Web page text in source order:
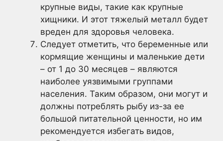
крупные виды, такие как крупные
хищники. И этот тяжелый металл будет
вреден для здоровья человека.
Следует отметить, что беременные или
кормящие женщины и маленькие дети
– от 1 до 30 месяцев – являются
наиболее уязвимыми группами
населения. Таким образом, они могут и
должны потреблять рыбу из-за ее
большой питательной ценности, но им
рекомендуется избегать видов,